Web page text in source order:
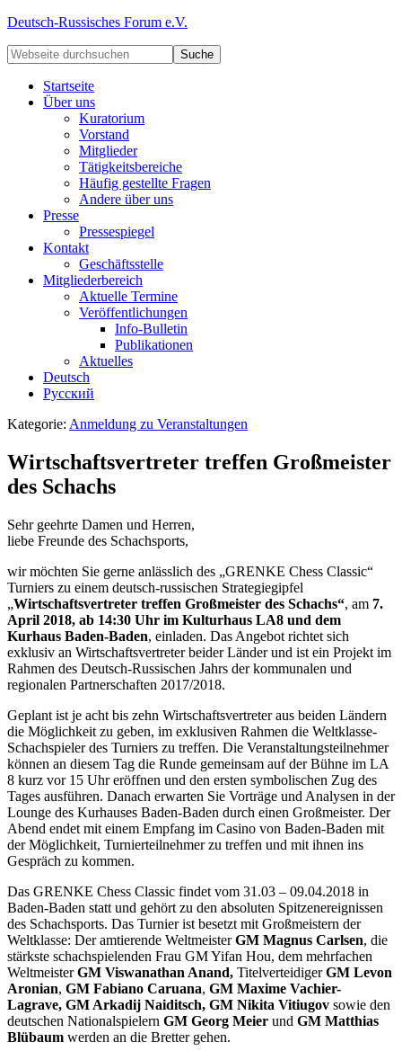
Deutsch-Russisches Forum e.V.
Startseite
Über uns
Kuratorium
Vorstand
Mitglieder
Tätigkeitsbereiche
Häufig gestellte Fragen
Andere über uns
Presse
Pressespiegel
Kontakt
Geschäftsstelle
Mitgliederbereich
Aktuelle Termine
Veröffentlichungen
Info-Bulletin
Publikationen
Aktuelles
Deutsch
Русский
Kategorie: Anmeldung zu Veranstaltungen
Wirtschaftsvertreter treffen Großmeister
des Schachs
Sehr geehrte Damen und Herren,
liebe Freunde des Schachsports,
wir möchten Sie gerne anlässlich des „GRENKE Chess Classic“
Turniers zu einem deutsch-russischen Strategiegipfel
„Wirtschaftsvertreter treffen Großmeister des Schachs“, am 7.
April 2018, ab 14:30 Uhr im Kulturhaus LA8 und dem
Kurhaus Baden-Baden, einladen. Das Angebot richtet sich
exklusiv an Wirtschaftsvertreter beider Länder und ist ein Projekt im
Rahmen des Deutsch-Russischen Jahrs der kommunalen und
regionalen Partnerschaften 2017/2018.
Geplant ist je acht bis zehn Wirtschaftsvertreter aus beiden Ländern
die Möglichkeit zu geben, im exklusiven Rahmen die Weltklasse-
Schachspieler des Turniers zu treffen. Die Veranstaltungsteilnehmer
können an diesem Tag die Runde gemeinsam auf der Bühne im LA
8 kurz vor 15 Uhr eröffnen und den ersten symbolischen Zug des
Tages ausführen. Danach erwarten Sie Vorträge und Analysen in der
Lounge des Kurhauses Baden-Baden durch einen Großmeister. Der
Abend endet mit einem Empfang im Casino von Baden-Baden mit
der Möglichkeit, Turnierteilnehmer zu treffen und mit ihnen ins
Gespräch zu kommen.
Das GRENKE Chess Classic findet vom 31.03 – 09.04.2018 in
Baden-Baden statt und gehört zu den absoluten Spitzenereignissen
des Schachsports. Das Turnier ist besetzt mit Großmeistern der
Weltklasse: Der amtierende WeltmeisterGM Magnus Carlsen, die
stärkste schachspielenden Frau GM Yifan Hou, dem mehrfachen
WeltmeisterGM Viswanathan Anand, TitelverteidigerGM Levon
Aronian, GM Fabiano Caruana, GM Maxime Vachier-
Lagrave, GM Arkadij Naiditsch, GM Nikita Vitiugov sowie den
deutschen Nationalspielern GM Georg Meier und GM Matthias
Blübaum werden an die Bretter gehen.